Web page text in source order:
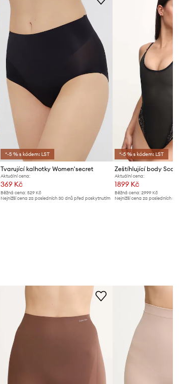
*-5 % s kódem: LST
Tvarující kalhotky Women'secret
Aktuální cena:
369 Kč
Běžná cena:529 Kč
Nejnižší cena za posledních 30 dnů před poskytnutím
*-5 % s kódem: LST
Zeštíhlující body Scandale
Aktuální cena:
1899 Kč
Běžná cena: 2999 Kč
Nejnižší cena za posledních 30 dnů